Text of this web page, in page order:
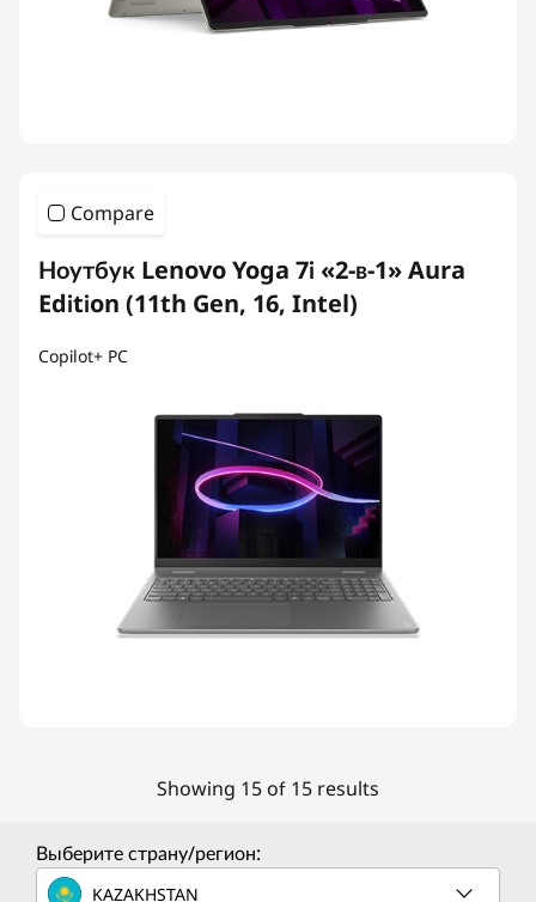
Compare
Ноутбук Lenovo Yoga 7i «2-в-1» Aura
Edition (11th Gen, 16, Intel)
Copilot+ PC
Showing 15 of 15 results
Выберите страну/регион:
KAZAKHSTAN